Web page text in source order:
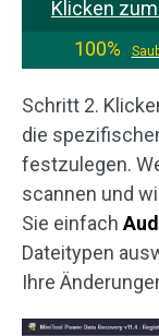
Klicken
100%
Schritt 2.
die
festzulegen.
scannen und
Sie einfach
Dateitypen
Ihre